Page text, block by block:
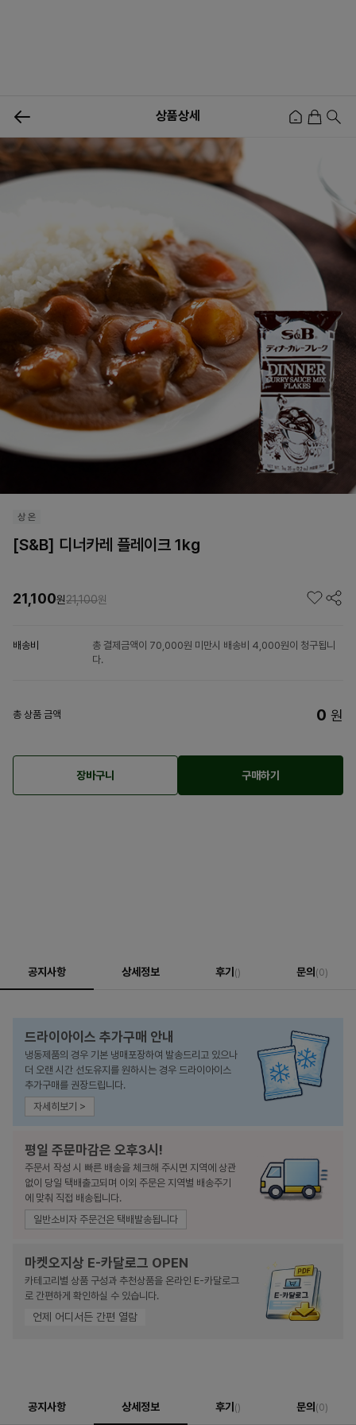
신상품 행사상품이벤트 메뉴쇼핑 사업자등업신청
상품상세
[S&B] 디너카레 플레이크 1kg
21,100원21,100원
배송비
총 결제금액이 70,000원 미만시 배송비 4,000원이 청구됩니
다.
총 상품 금액 0 원
장바구니 구매하기
공지사항 상세정보 후기 () 문의 (0)
드라이아이스 추가구매 안내
냉동제품의 경우 기본 냉매포장하여 발송드리고 있으나
더 오랜 시간 선도유지를 원하시는 경우 드라이아이스
추가구매를 권장드립니다.
자세히보기 >
평일 주문마감은 오후3시!
주문서 작성 시 빠른 배송을 체크해 주시면 지역에 상관
없이 당일 택배출고되며 이외 주문은 지역별 배송주기
에 맞춰 직접 배송됩니다.
일반소비자 주문건은 택배발송됩니다
마켓오지상 E-카달로그 OPEN
카테고리별 상품 구성과 추천상품을 온라인 E-카달로그
로 간편하게 확인하실 수 있습니다.
언제 어디서든 간편 열람
공지사항 상세정보 후기 () 문의 (0)